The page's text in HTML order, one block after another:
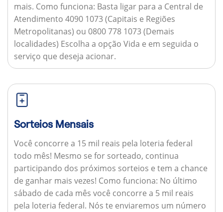
mais. Como funciona: Basta ligar para a Central de
Atendimento 4090 1073 (Capitais e Regiões
Metropolitanas) ou 0800 778 1073 (Demais
localidades) Escolha a opção Vida e em seguida o
serviço que deseja acionar.
Sorteios Mensais
Você concorre a 15 mil reais pela loteria federal
todo mês! Mesmo se for sorteado, continua
participando dos próximos sorteios e tem a chance
de ganhar mais vezes! Como funciona: No último
sábado de cada mês você concorre a 5 mil reais
pela loteria federal. Nós te enviaremos um número